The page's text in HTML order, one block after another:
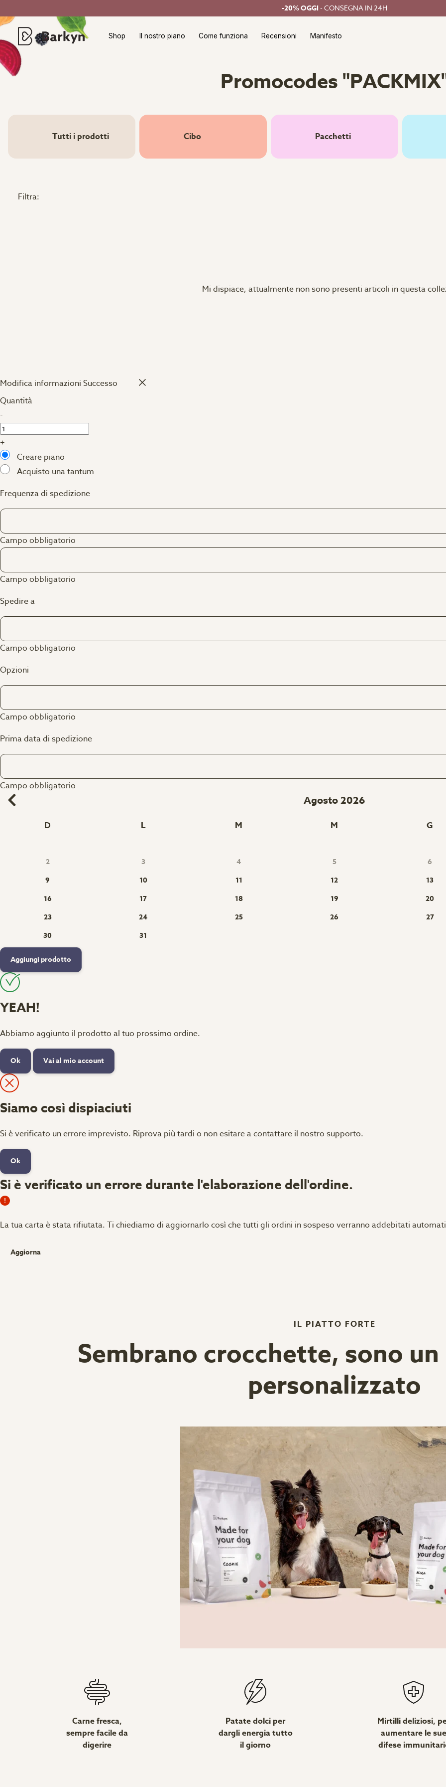
-20% OGGI- CONSEGNA IN 24H
Shop Il nostro piano Come funziona Recensioni Manifesto
Promocodes
Tutti i prodotti Cibo Pacchetti
Filtra:
Mi dispiace, attualmente non sono presenti articoli in questa
Modifica informazioni Successo
Quantità
-
+
Creare piano
Acquisto una tantum
Frequenza di spedizione
Campo obbligatorio
Campo obbligatorio
Spedire a
Campo obbligatorio
Opzioni
Campo obbligatorio
Prima data di spedizione
Campo obbligatorio
Agosto 2026
D L M M G
2
3 4 5 6
9
10 11 12 13
16
17 18 19 20
23
24 25 26 27
30
31
Aggiungi prodotto
YEAH!
Abbiamo aggiunto il prodotto al tuo prossimo ordine.
Ok Vai al mio account
Siamo così dispiaciuti
Si è verificato un errore imprevisto. Riprova più tardi o non esitare a contattare il nostro supporto.
Ok
Si è verificato un errore durante l'elaborazione dell'ordine.
La tua carta è stata rifiutata. Ti chiediamo di aggiornarlo così che tutti gli ordini in sospeso verranno addebitati
Aggiorna
IL PIATTO FORTE
Sembrano crocchette, sono
personalizzato
Carne fresca,
sempre facile da
digerire
Patate dolci per
dargli energia tutto
il giorno
Mirtilli deliziosi,
aumentare le sue
difese